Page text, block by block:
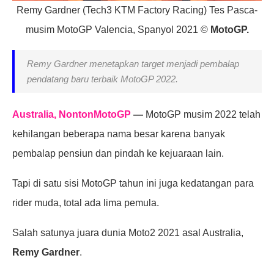
Remy Gardner (Tech3 KTM Factory Racing) Tes Pasca-
musim MotoGP Valencia, Spanyol 2021 © MotoGP.
Remy Gardner menetapkan target menjadi pembalap
pendatang baru terbaik MotoGP 2022.
Australia, NontonMotoGP — MotoGP musim 2022 telah
kehilangan beberapa nama besar karena banyak
pembalap pensiun dan pindah ke kejuaraan lain.
Tapi di satu sisi MotoGP tahun ini juga kedatangan para
rider muda, total ada lima pemula.
Salah satunya juara dunia Moto2 2021 asal Australia,
Remy Gardner.